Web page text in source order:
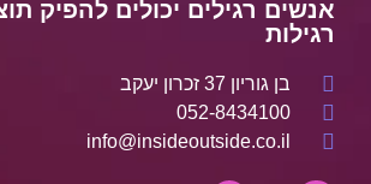
אנשים רגילים יכולים להפיק
רגילות
בן גוריון 37 זכרון יעקב
052-8434100
info@insideoutside.co.il